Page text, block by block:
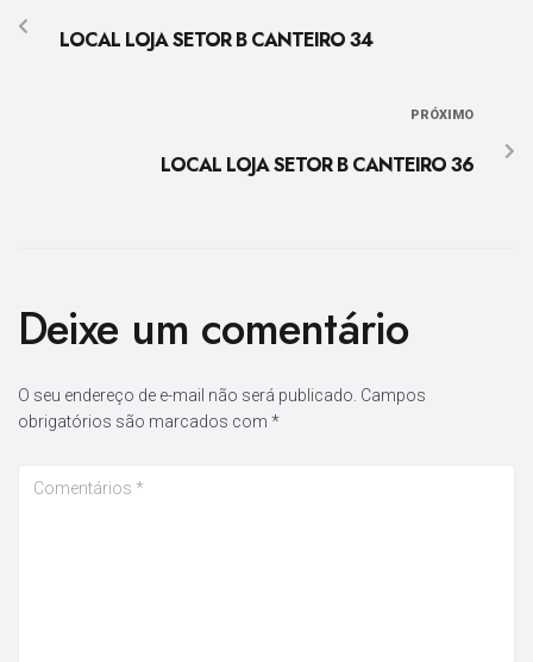
LOCAL LOJA SETOR B CANTEIRO 34
PRÓXIMO
LOCAL LOJA SETOR B CANTEIRO 36
Deixe um comentário
O seu endereço de e-mail não será publicado. Campos
obrigatórios são marcados com *